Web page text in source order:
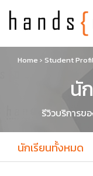
Home › Student
นั
รีวิวบริการข
นักเรียนทั้งหมด